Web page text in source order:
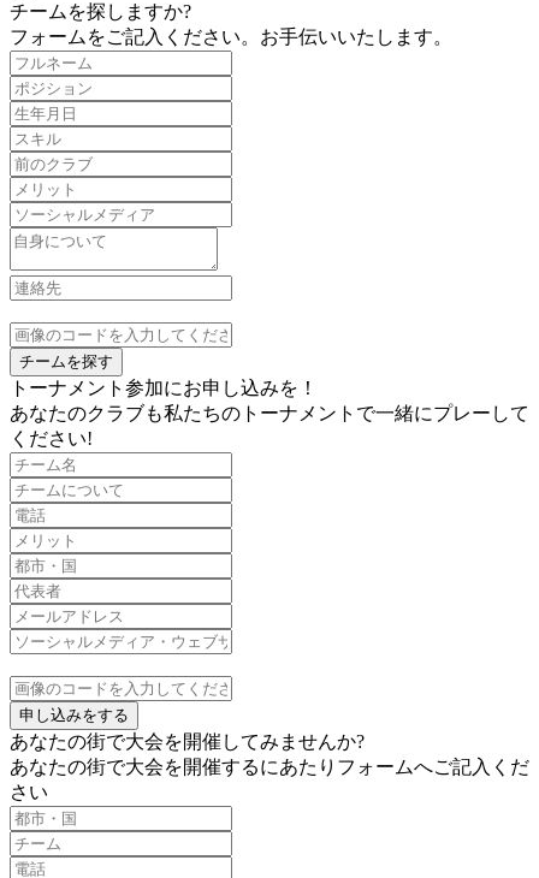
チームを探しますか?
フォームをご記入ください。お手伝いいたします。
チームを探す
トーナメント参加にお申し込みを！
あなたのクラブも私たちのトーナメントで一緒にプレーして
ください!
申し込みをする
あなたの街で大会を開催してみませんか?
あなたの街で大会を開催するにあたりフォームへご記入くだ
さい